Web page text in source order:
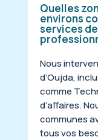
Quelles
environs
services
Nous
d’Oujda,
comme
d’affaires.
communes
tous vos